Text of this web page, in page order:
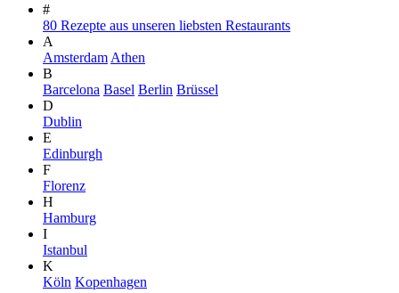
#
80 Rezepte aus unseren liebsten Restaurants
A
Amsterdam Athen
B
Barcelona Basel Berlin Brüssel
D
Dublin
E
Edinburgh
F
Florenz
H
Hamburg
I
Istanbul
K
Köln Kopenhagen